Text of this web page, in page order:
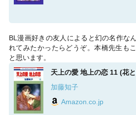
BL漫画好きの友人によると幻の名作な
れてみたかったらどうぞ。本橋先生も
と思います。
天上の愛 地上の恋 11 (花
加藤知子
Amazon.co.jp